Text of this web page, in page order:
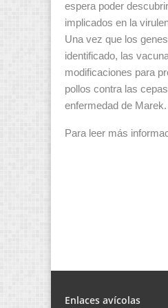
espera poder
implicados en la
Una vez que los
identificado, las
modificaciones para
pollos contra las
enfermedad de Marek.
Para leer más
Enlaces avícolas